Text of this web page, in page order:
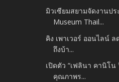
มิวเซียมสยามจัดงานป
Museum Thail...
คิง เพาเวอร์ ออนไลน์
ถึงบ้า...
เปิดตัว “เฟลินา คานิโ
คุณภาพร...